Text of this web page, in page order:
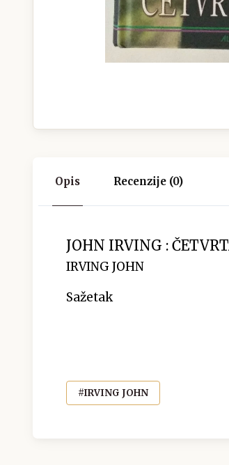
Opis Recenzije (0)
JOHN IRVING :
IRVING JOHN
Sažetak
#IRVING JOHN